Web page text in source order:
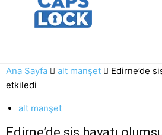
Ana Sayfa alt manşet
Edirne’de
etkiledi
alt manşet